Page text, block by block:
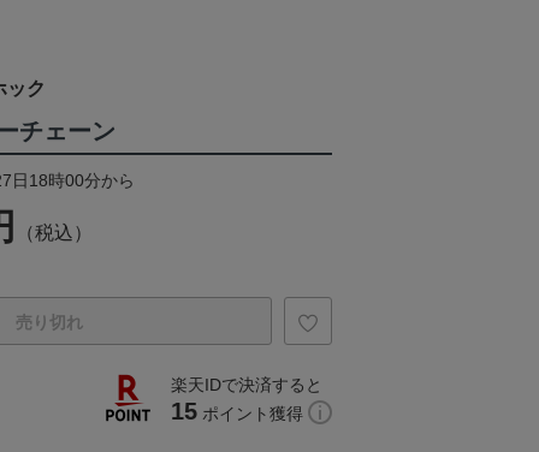
ック
チェーン
日18時00分から
（税込）
売り切れ
楽天IDで決済すると
15 ポイント獲得